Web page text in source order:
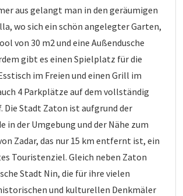
aus gelangt man in den geräumigen
wo sich ein schön angelegter Garten,
von 30 m2 und eine Außendusche
gibt es einen Spielplatz für die
im Freien und einen Grill im
4 Parkplätze auf dem vollständig
Die Stadt Zaton ist aufgrund der
in der Umgebung und der Nähe zum
Zadar, das nur 15 km entfernt ist, ein
Touristenziel. Gleich neben Zaton
Stadt Nin, die für ihre vielen
und kulturellen Denkmäler